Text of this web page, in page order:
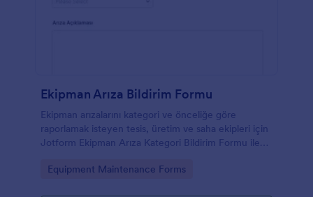
Ekipman Arıza Bildirim Formu
Ekipman arızalarını kategori ve önceliğe göre
raporlamak isteyen tesis, üretim ve saha ekipleri için
Jotform Ekipman Arıza Kategori Bildirim Formu ile
Go to Category:
Equipment Maintenance Forms